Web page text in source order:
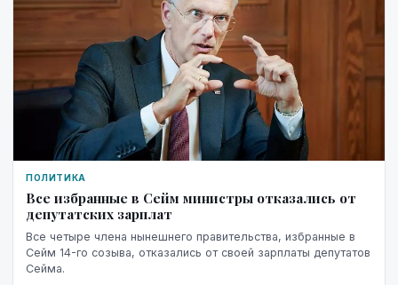
ПОЛИТИКА
Все избранные в Сейм министры отказались от
депутатских зарплат
Все четыре члена нынешнего правительства, избранные в
Сейм 14-го созыва, отказались от своей зарплаты депутатов
Сейма.